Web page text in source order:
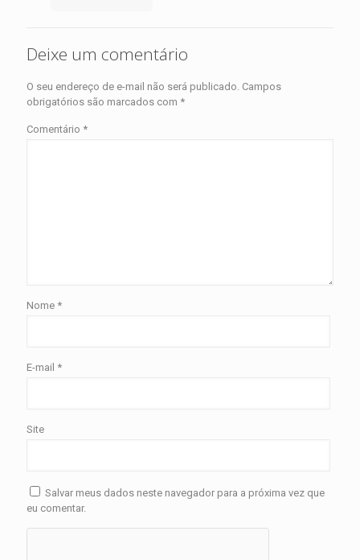
Deixe um comentário
O seu endereço de e-mail não será publicado. Campos
obrigatórios são marcados com *
Comentário *
Nome *
E-mail *
Site
Salvar meus dados neste navegador para a próxima vez que
eu comentar.